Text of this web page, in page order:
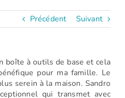
Précédent Suivant
boîte à outils de base et cela
pour ma famille. Le
serein à la maison. Sandro
qui transmet avec